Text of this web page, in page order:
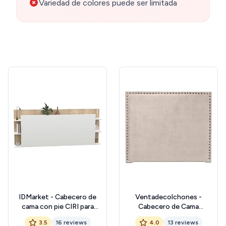
Variedad de colores puede ser limitada
IDMarket - Cabecero de
cama con pie CIRI para
cama de 140 y 160 cm con
3.5 16 reviews
Ventadecolchones -
Cabecero de Cama
Tapizado en Tela
4.0 13 reviews